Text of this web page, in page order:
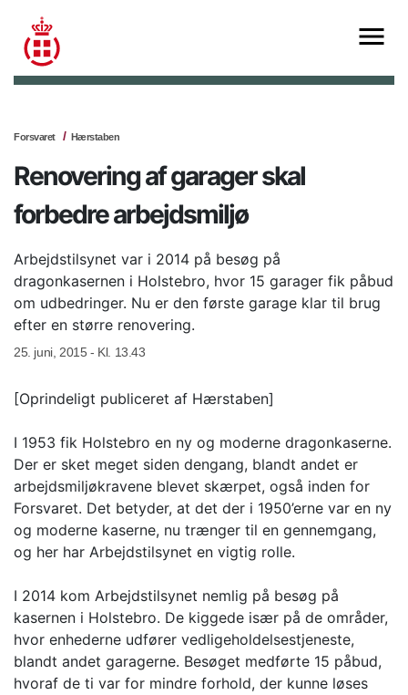
Forsvaret Hærstaben
Renovering af garager skal
forbedre arbejdsmiljø
Arbejdstilsynet var i 2014 på besøg på
dragonkasernen i Holstebro, hvor 15 garager fik påbud
om udbedringer. Nu er den første garage klar til brug
efter en større renovering.
25. juni, 2015 - Kl. 13.43
[Oprindeligt publiceret af Hærstaben]
I 1953 fik Holstebro en ny og moderne dragonkaserne.
Der er sket meget siden dengang, blandt andet er
arbejdsmiljøkravene blevet skærpet, også inden for
Forsvaret. Det betyder, at det der i 1950’erne var en ny
og moderne kaserne, nu trænger til en gennemgang,
og her har Arbejdstilsynet en vigtig rolle.
I 2014 kom Arbejdstilsynet nemlig på besøg på
kasernen i Holstebro. De kiggede især på de områder,
hvor enhederne udfører vedligeholdelsestjeneste,
blandt andet garagerne. Besøget medførte 15 påbud,
hvoraf de ti var for mindre forhold, der kunne løses